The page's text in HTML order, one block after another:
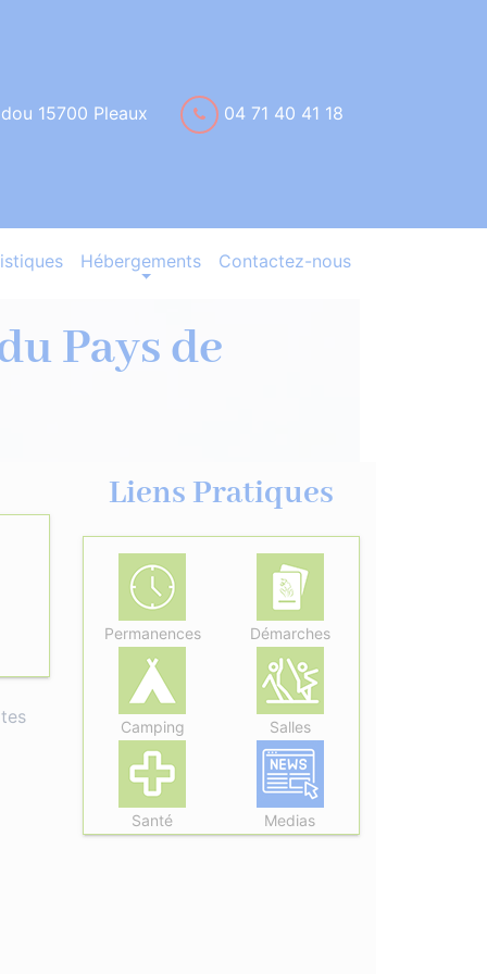
15700 Pleaux 04 71 40 41 18
Hébergements Contactez-nous
Pays de
Liens Pratiques
Permanences Démarches
Camping Salles
Santé Medias